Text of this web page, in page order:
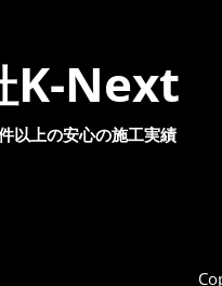
K-Next
以上の安心の施工実績